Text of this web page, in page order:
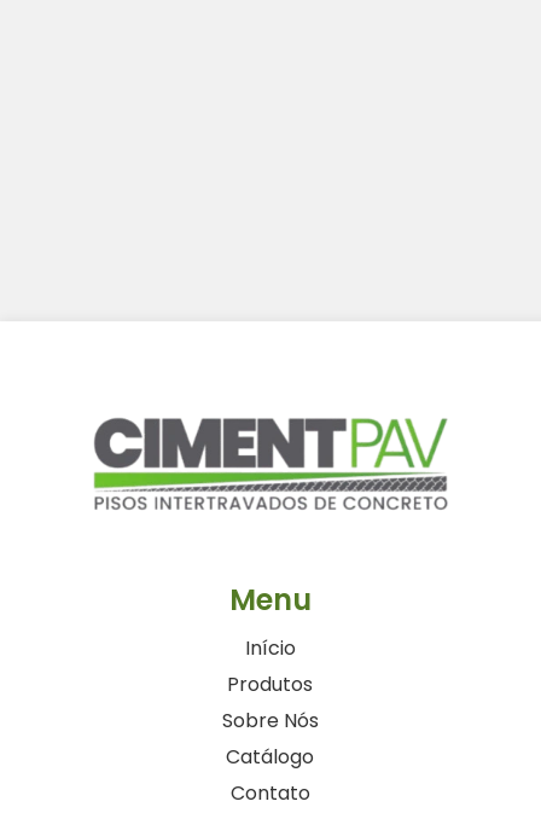
Menu
Início
Produtos
Sobre Nós
Catálogo
Contato